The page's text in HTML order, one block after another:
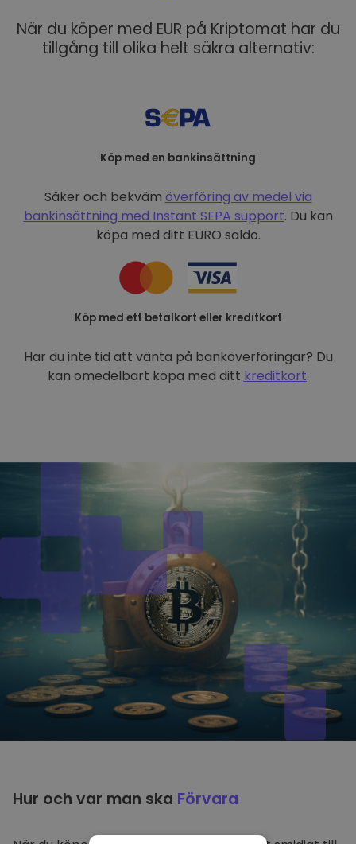
När du köper med EUR på Kriptomat har du
tillgång till olika helt säkra alternativ:
Köp med en bankinsättning
Säker och bekväm överföring av medel via
bankinsättning med Instant SEPA support. Du kan
köpa med ditt EURO saldo.
Köp med ett betalkort eller kreditkort
Har du inte tid att vänta på banköverföringar? Du
kan omedelbart köpa med ditt kreditkort.
Hur och var man ska Förvara